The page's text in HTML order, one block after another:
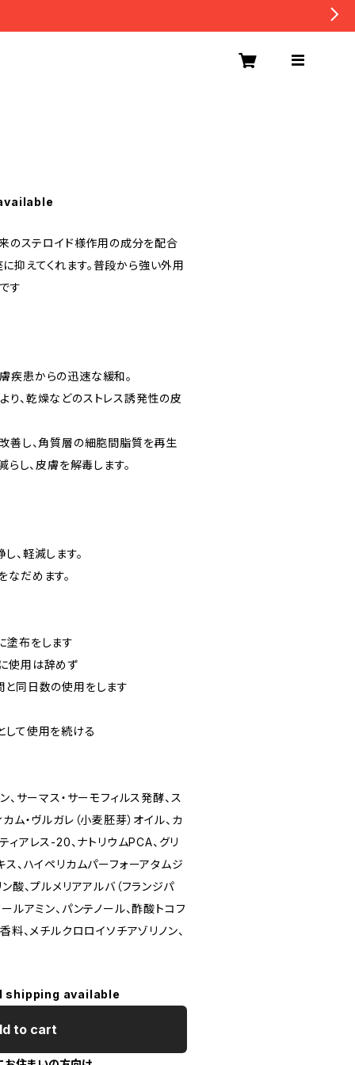
来のステロイド様作用の成分を配合
抑えてくれます。普段から強い外用
す
疾患からの迅速な緩和。
り、乾燥などのストレス誘発性の⽪
善し、⾓質層の細胞間脂質を再⽣
らし、⽪膚を解毒します。
、軽減します。
だめます。
塗布をします
使用は辞めず
と同日数の使用をします
して使用を続ける
、サーマス・サーモフィルス発酵、ス
ム・ヴルガレ（⼩⻨胚芽）オイル、カ
ィアレス-20、ナトリウムPCA、グリ
ス、ハイペリカムパーフォーアタムジ
酸、プルメリアアルバ（フランジパ
ルアミン、パンテノール、酢酸トコフ
料、メチルクロロイソチアゾリノン、
shipping available
to cart